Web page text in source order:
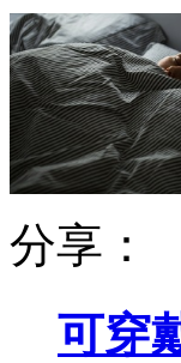
分享：
可穿